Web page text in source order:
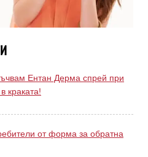
Ентан Дерма спрей при
краката!
от форма за обратна